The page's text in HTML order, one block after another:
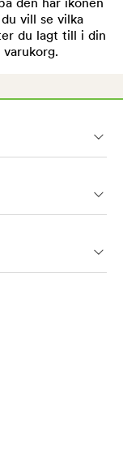
den här ikonen
vill se vilka
du lagt till i din
varukorg.